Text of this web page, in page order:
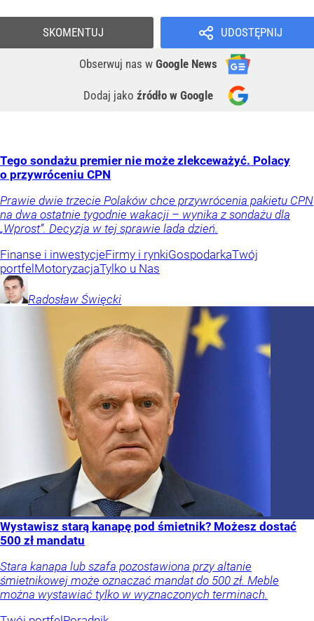
UDOSTĘPNIJ
Obserwuj nas w Google News
Dodaj jako źródło w Google
SKOMENTUJ
Tego sondażu premier nie może zlekceważyć. Polacy
o przywróceniu CPN
Prawie dwie trzecie Polaków chce przywrócenia pakietu CPN
na dwa ostatnie tygodnie wakacji – wynika z sondażu dla
„Wprost”. Decyzja w tej sprawie lada dzień.
Finanse i inwestycjeFirmy i rynkiGospodarkaTwój
portfelMotoryzacjaTylko u Nas
Radosław Święcki
Wystawisz starą kanapę pod śmietnik? Możesz dostać
500 zł mandatu
Stara kanapa lub szafa pozostawiona przy altanie
śmietnikowej może oznaczać mandat do 500 zł. Meble
można wystawiać tylko w wyznaczonych terminach.